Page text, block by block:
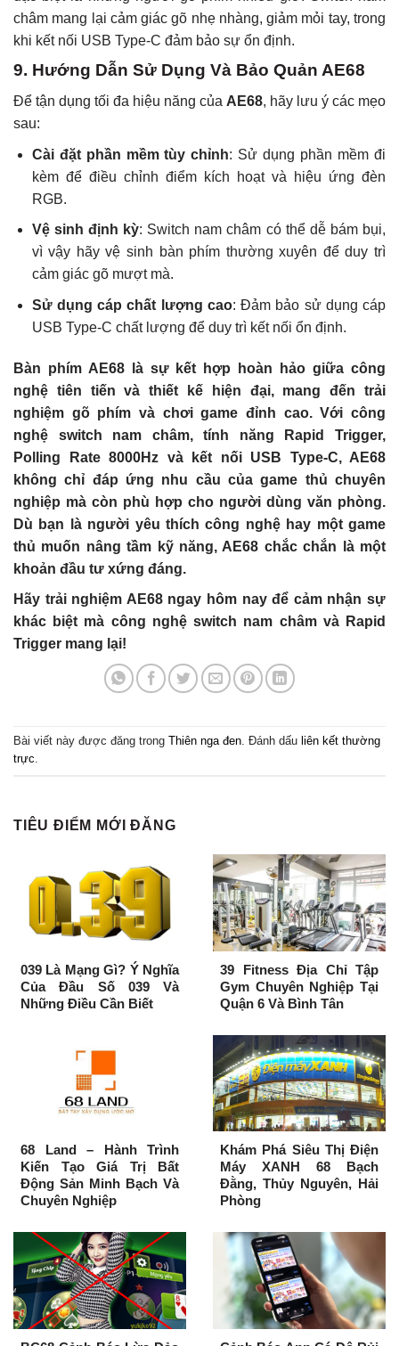
châm mang lại cảm giác gõ nhẹ nhàng, giảm mỏi tay, trong
khi kết nối USB Type-C đảm bảo sự ổn định.
9. Hướng Dẫn Sử Dụng Và Bảo Quản AE68
Để tận dụng tối đa hiệu năng của AE68, hãy lưu ý các mẹo
sau:
Cài đặt phần mềm tùy chỉnh: Sử dụng phần mềm đi
kèm để điều chỉnh điểm kích hoạt và hiệu ứng đèn
RGB.
Vệ sinh định kỳ: Switch nam châm có thể dễ bám bụi,
vì vậy hãy vệ sinh bàn phím thường xuyên để duy trì
cảm giác gõ mượt mà.
Sử dụng cáp chất lượng cao: Đảm bảo sử dụng cáp
USB Type-C chất lượng để duy trì kết nối ổn định.
Bàn phím AE68 là sự kết hợp hoàn hảo giữa công
nghệ tiên tiến và thiết kế hiện đại, mang đến trải
nghiệm gõ phím và chơi game đỉnh cao. Với công
nghệ switch nam châm, tính năng Rapid Trigger,
Polling Rate 8000Hz và kết nối USB Type-C, AE68
không chỉ đáp ứng nhu cầu của game thủ chuyên
nghiệp mà còn phù hợp cho người dùng văn phòng.
Dù bạn là người yêu thích công nghệ hay một game
thủ muốn nâng tầm kỹ năng, AE68 chắc chắn là một
khoản đầu tư xứng đáng.
Hãy trải nghiệm AE68 ngay hôm nay để cảm nhận sự
khác biệt mà công nghệ switch nam châm và Rapid
Trigger mang lại!
Bài viết này được đăng trong Thiên nga đen. Đánh dấu liên kết thường
trực.
TIÊU ĐIỂM MỚI ĐĂNG
039 Là Mạng Gì? Ý Nghĩa
Của Đầu Số 039 Và
Những Điều Cần Biết
39 Fitness Địa Chỉ Tập
Gym Chuyên Nghiệp Tại
Quận 6 Và Bình Tân
68 Land – Hành Trình
Kiến Tạo Giá Trị Bất
Động Sản Minh Bạch Và
Chuyên Nghiệp
Khám Phá Siêu Thị Điện
Máy XANH 68 Bạch
Đằng, Thủy Nguyên, Hải
Phòng